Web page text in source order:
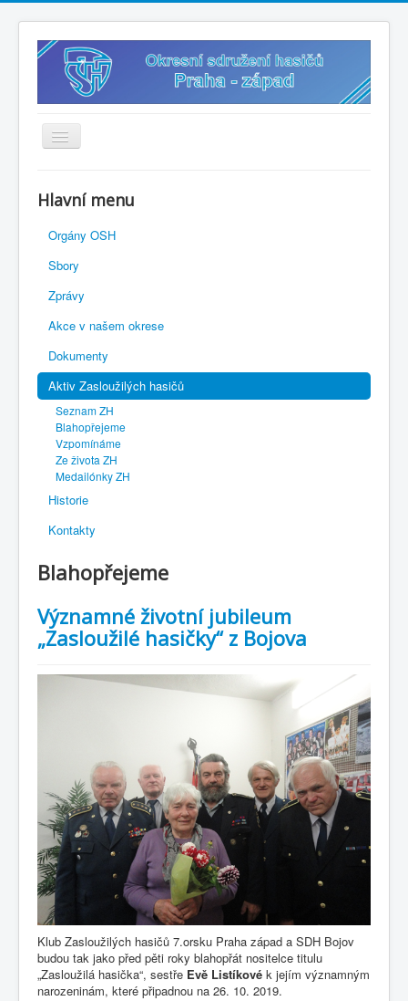
? Sdílený disk
? Připravený občan
✍️ Přihlášky
? Soutěže 2026
Hlavní menu
Orgány OSH
Sbory
Zprávy
Akce v našem okrese
Dokumenty
Aktiv Zasloužilých hasičů
Seznam ZH
Blahopřejeme
Vzpomínáme
Ze života ZH
Medailónky ZH
Historie
Kontakty
Blahopřejeme
Významné životní jubileum
„Zasloužilé hasičky“ z Bojova
Klub Zasloužilých hasičů 7.orsku Praha západ a SDH Bojov
budou tak jako před pěti roky blahopřát nositelce titulu
„Zasloužilá hasička“, sestře Evě Listíkové k jejím významným
narozeninám, které připadnou na 26. 10. 2019.